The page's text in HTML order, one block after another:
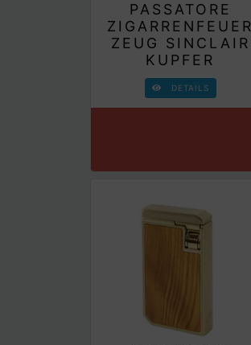
PASSATORE
ZIGARRENFEUER
ZEUG SINCLAIR
KUPFER
DETAILS